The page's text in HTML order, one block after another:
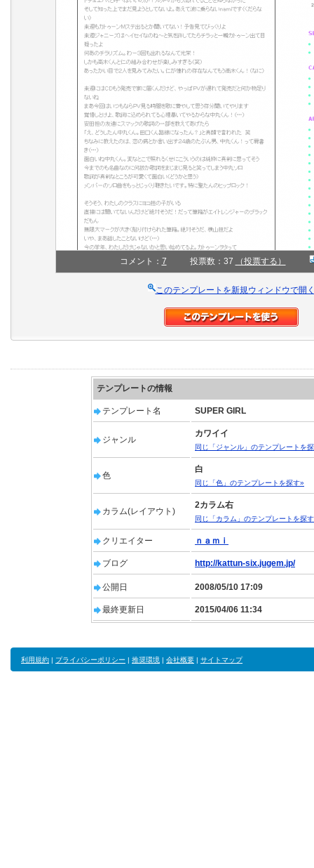
コメント： 7 投票数：37 （投票する）
このテンプレートを新規ウィンドウで開
テンプレートの情報
テンプレート名 SUPER GIRL
ジャンル
カワイイ
同じ「ジャンル」のテンプレートを
色
白
同じ「色」のテンプレートを探す»
カラム(レイアウト)
2カラム右
同じ「カラム」のテンプレートを探
クリエイター ｎａｍｉ
ブログ http://kattun-six.jugem.jp/
公開日 2008/05/10 17:09
最終更新日 2015/04/06 11:34
利用規約 | プライバシーポリシー | 推奨環境 | 会社概要 | サイトマップ